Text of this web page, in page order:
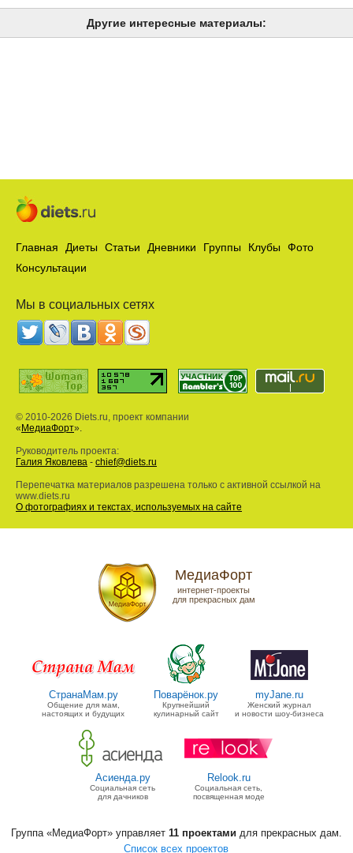
Другие интересные материалы:
Главная Диеты Статьи Дневники Группы Клубы
Фото
Консультации
Мы в социальных сетях
© 2010-2026 Diets.ru, проект компании
« МедиаФорт».
Руководитель проекта:
Галия Яковлева - chief@diets.ru
Перепечатка материалов разрешена только с активной ссылкой на
www.diets.ru
О фотографиях и текстах, используемых на сайте
МедиаФорт
интернет-проекты
для прекрасных дам
СтранаМам.ру
Общение для мам,
настоящих и будущих
Поварёнок.ру
Крупнейший
кулинарный сайт
myJane.ru
Женский журнал
и новости шоу-бизнеса
Асиенда.ру
Социальная сеть
для дачников
Relook.ru
Социальная сеть,
посвященная моде
Группа «МедиаФорт» управляет 11 проектами для прекрасных дам.
Список всех проектов